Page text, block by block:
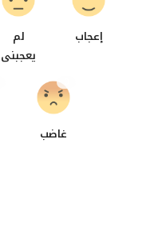
إعجاب
لم
يعجبنى
غاضب